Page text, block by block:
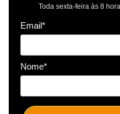
Toda sexta-feira às 8
Email*
Nome*